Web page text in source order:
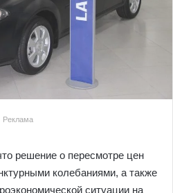
Реклама
решение о пересмотре цен
колебаниями, а также
ситуации на